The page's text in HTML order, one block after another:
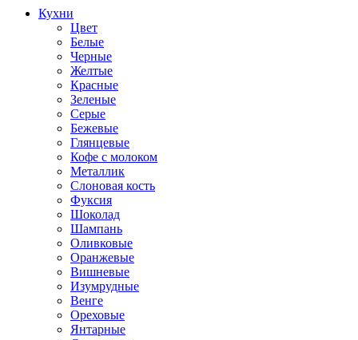
Кухни
Цвет
Белые
Черные
Желтые
Красные
Зеленые
Серые
Бежевые
Глянцевые
Кофе с молоком
Металлик
Слоновая кость
Фуксия
Шоколад
Шампань
Оливковые
Оранжевые
Вишневые
Изумрудные
Венге
Ореховые
Янтарные